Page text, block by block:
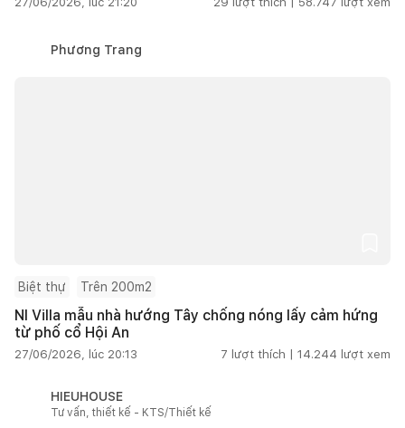
Phương Trang
Biệt thự Trên 200m2
NI Villa mẫu nhà hướng Tây chống nóng lấy cảm hứng
từ phố cổ Hội An
27/06/2026, lúc 20:13 7 lượt thích | 14.244 lượt xem
HIEUHOUSE
Tư vấn, thiết kế - KTS/Thiết kế